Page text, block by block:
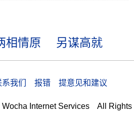
相情原 另谋高就
系我们 报错 提意见和建议
Internet Services All Rights